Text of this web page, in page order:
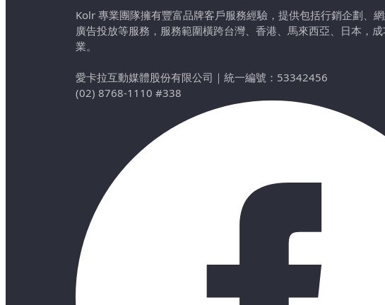
Kolr 專業團隊擁有豐富品牌客戶服務經驗，提供包括行銷企劃、
廣告投放等服務，服務範圍橫跨台灣、香港、馬來西亞、日本，
業。
愛卡拉互動媒體股份有限公司 ｜ 統一編號：53342456
(02) 8768-1110 #338